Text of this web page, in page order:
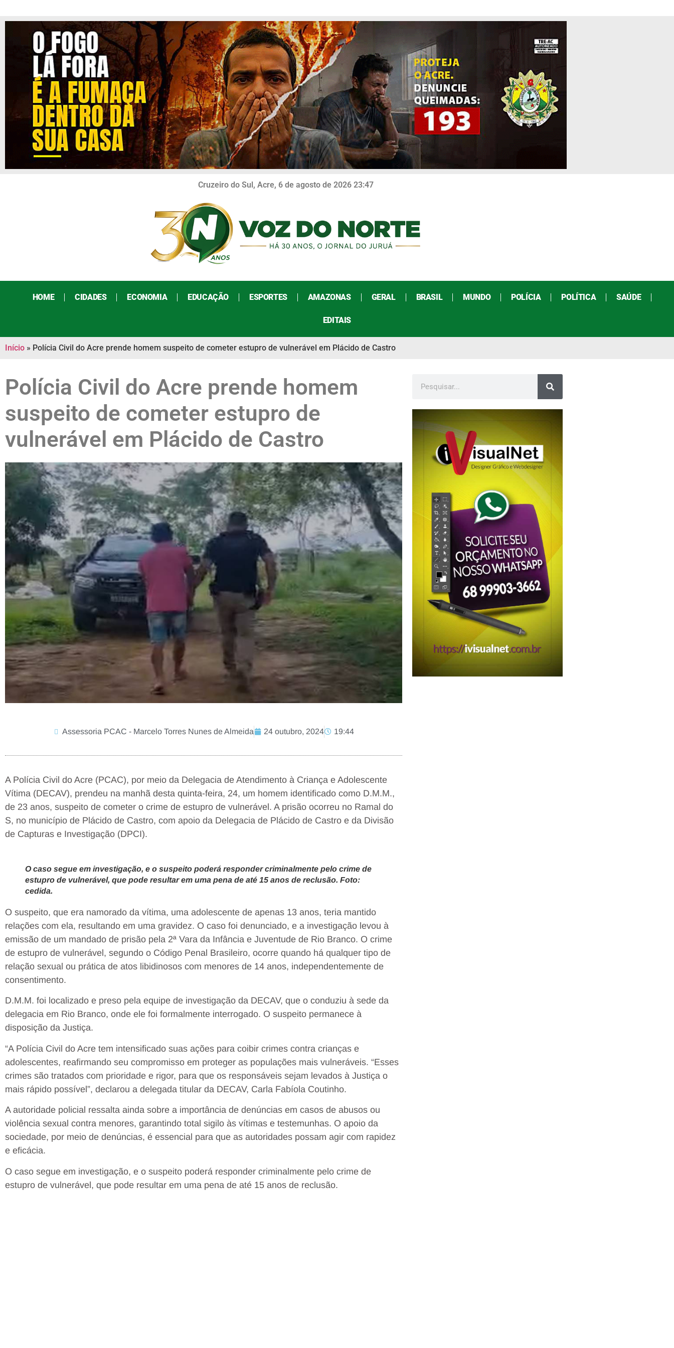
Cruzeiro do Sul, Acre, 6 de agosto de 2026 23:47
HOME CIDADES ECONOMIA EDUCAÇÃO ESPORTES AMAZONAS GERAL BRASIL MUNDO POLÍCIA POLÍTICA SAÚDE
EDITAIS
Início » Polícia Civil do Acre prende homem suspeito de cometer estupro de vulnerável em Plácido de Castro
Polícia Civil do Acre prende homem
suspeito de cometer estupro de
vulnerável em Plácido de Castro
Assessoria PCAC - Marcelo Torres Nunes de Almeida 24 outubro, 2024 19:44
A Polícia Civil do Acre (PCAC), por meio da Delegacia de Atendimento à Criança e Adolescente
Vítima (DECAV), prendeu na manhã desta quinta-feira, 24, um homem identificado como D.M.M.,
de 23 anos, suspeito de cometer o crime de estupro de vulnerável. A prisão ocorreu no Ramal do
S, no município de Plácido de Castro, com apoio da Delegacia de Plácido de Castro e da Divisão
de Capturas e Investigação (DPCI).
O caso segue em investigação, e o suspeito poderá responder criminalmente pelo crime de
estupro de vulnerável, que pode resultar em uma pena de até 15 anos de reclusão. Foto:
cedida.
O suspeito, que era namorado da vítima, uma adolescente de apenas 13 anos, teria mantido
relações com ela, resultando em uma gravidez. O caso foi denunciado, e a investigação levou à
emissão de um mandado de prisão pela 2ª Vara da Infância e Juventude de Rio Branco. O crime
de estupro de vulnerável, segundo o Código Penal Brasileiro, ocorre quando há qualquer tipo de
relação sexual ou prática de atos libidinosos com menores de 14 anos, independentemente de
consentimento.
D.M.M. foi localizado e preso pela equipe de investigação da DECAV, que o conduziu à sede da
delegacia em Rio Branco, onde ele foi formalmente interrogado. O suspeito permanece à
disposição da Justiça.
“A Polícia Civil do Acre tem intensificado suas ações para coibir crimes contra crianças e
adolescentes, reafirmando seu compromisso em proteger as populações mais vulneráveis. “Esses
crimes são tratados com prioridade e rigor, para que os responsáveis sejam levados à Justiça o
mais rápido possível”, declarou a delegada titular da DECAV, Carla Fabíola Coutinho.
A autoridade policial ressalta ainda sobre a importância de denúncias em casos de abusos ou
violência sexual contra menores, garantindo total sigilo às vítimas e testemunhas. O apoio da
sociedade, por meio de denúncias, é essencial para que as autoridades possam agir com rapidez
e eficácia.
O caso segue em investigação, e o suspeito poderá responder criminalmente pelo crime de
estupro de vulnerável, que pode resultar em uma pena de até 15 anos de reclusão.